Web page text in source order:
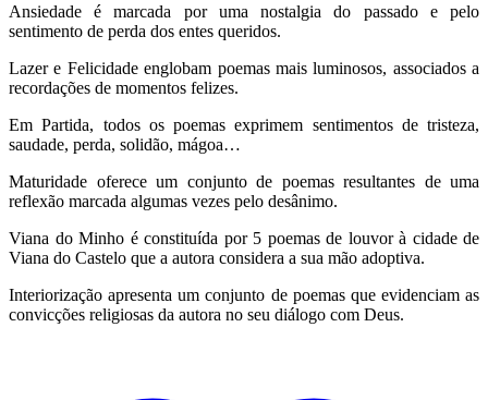
Ansiedade é marcada por uma nostalgia do passado e pelo
sentimento de perda dos entes queridos.
Lazer e Felicidade englobam poemas mais luminosos, associados a
recordações de momentos felizes.
Em Partida, todos os poemas exprimem sentimentos de tristeza,
saudade, perda, solidão, mágoa…
Maturidade oferece um conjunto de poemas resultantes de uma
reflexão marcada algumas vezes pelo desânimo.
Viana do Minho é constituída por 5 poemas de louvor à cidade de
Viana do Castelo que a autora considera a sua mão adoptiva.
Interiorização apresenta um conjunto de poemas que evidenciam as
convicções religiosas da autora no seu diálogo com Deus.